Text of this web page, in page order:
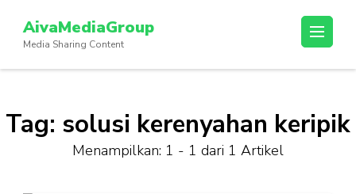
konten
(Tekan
AivaMediaGroup
Media Sharing Content
Tag: solusi kerenyahan keripik
Menampilkan: 1 - 1 dari 1 Artikel